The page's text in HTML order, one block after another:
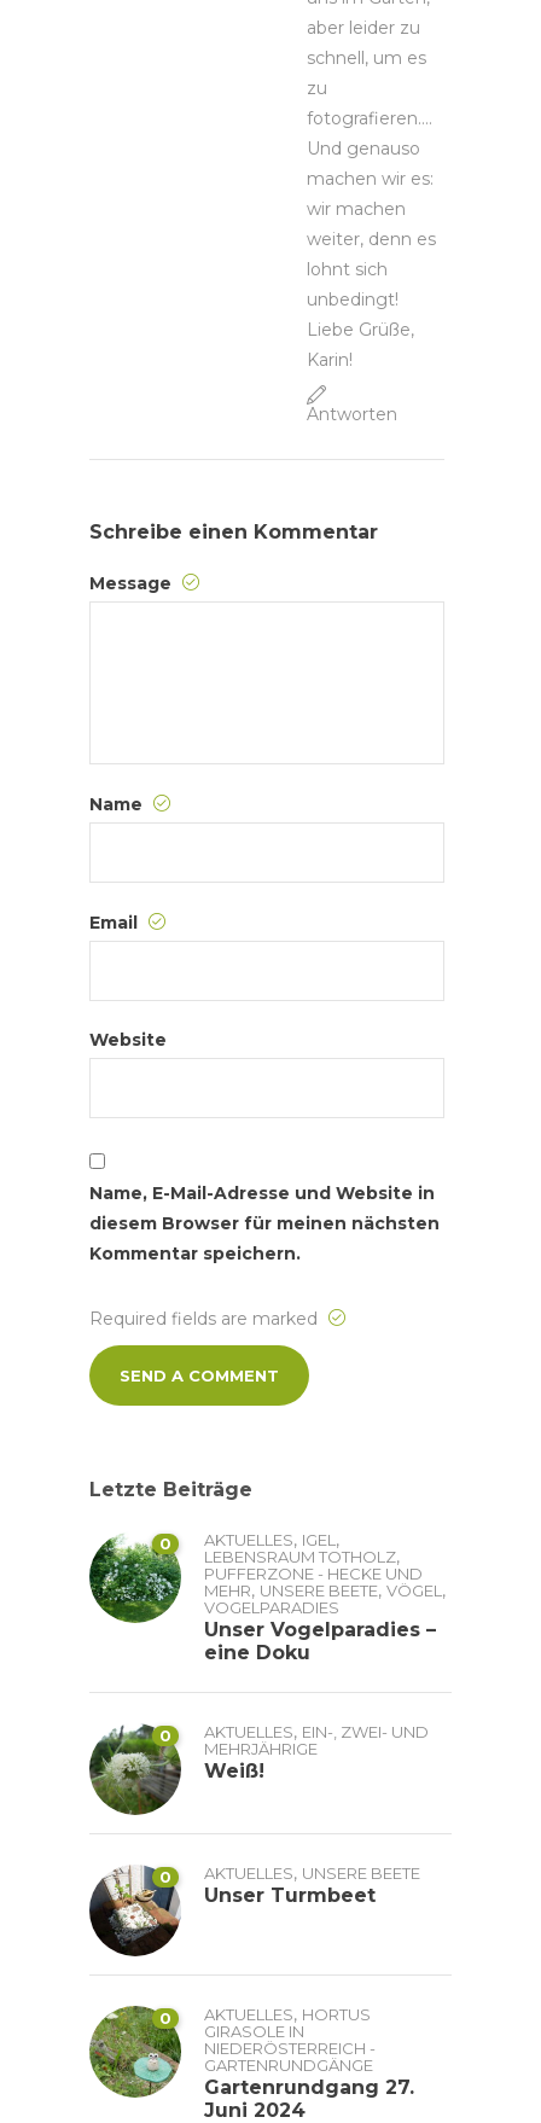
aber leider zu
schnell, um es
zu
fotografieren….
Und genauso
machen wir es:
wir machen
weiter, denn es
lohnt sich
unbedingt!
Liebe Grüße,
Karin!
Antworten
Schreibe einen Kommentar
Message
Name
Email
Website
Name, E-Mail-Adresse und Website in
diesem Browser für meinen nächsten
Kommentar speichern.
Required fields are marked
Letzte Beiträge
0 AKTUELLES, IGEL ,
LEBENSRAUM TOTHOLZ,
PUFFERZONE - HECKE UND
MEHR, UNSERE BEETE, VÖGEL ,
VOGELPARADIES
Unser Vogelparadies –
eine Doku
0 AKTUELLES, EIN-, ZWEI- UND
MEHRJÄHRIGE
Weiß!
0 AKTUELLES, UNSERE BEETE
Unser Turmbeet
0 AKTUELLES, HORTUS
GIRASOLE IN
NIEDERÖSTERREICH -
GARTENRUNDGÄNGE
Gartenrundgang 27.
Juni 2024